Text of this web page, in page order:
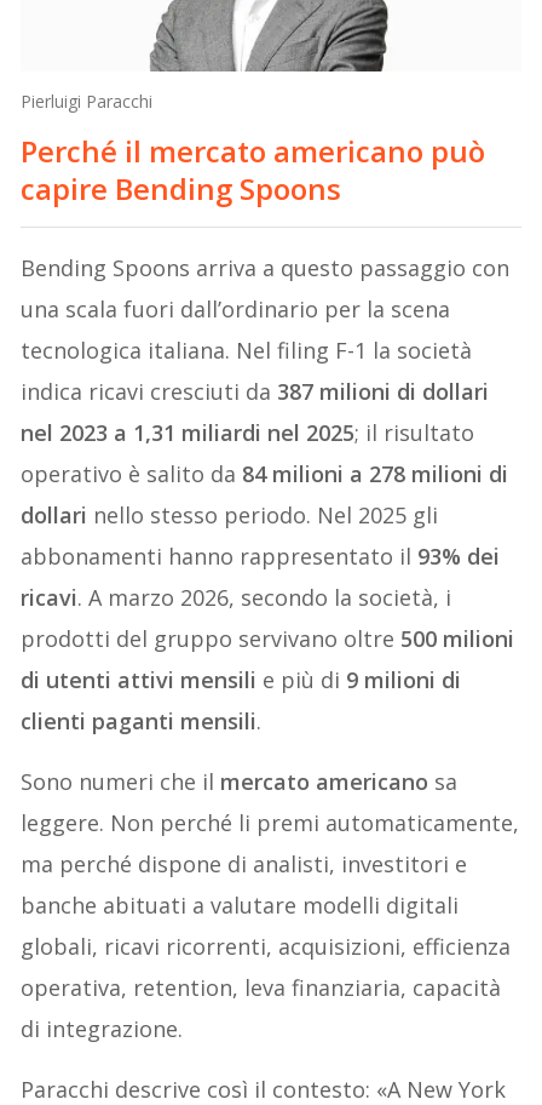
Pierluigi Paracchi
Perché il mercato americano può
capire Bending Spoons
Bending Spoons arriva a questo passaggio con
una scala fuori dall’ordinario per la scena
tecnologica italiana. Nel filing F-1 la società
indica ricavi cresciuti da 387 milioni di dollari
nel 2023 a 1,31 miliardi nel 2025; il risultato
operativo è salito da 84 milioni a 278 milioni di
dollari nello stesso periodo. Nel 2025 gli
abbonamenti hanno rappresentato il 93% dei
ricavi. A marzo 2026, secondo la società, i
prodotti del gruppo servivano oltre 500 milioni
di utenti attivi mensili e più di 9 milioni di
clienti paganti mensili.
Sono numeri che il mercato americano sa
leggere. Non perché li premi automaticamente,
ma perché dispone di analisti, investitori e
banche abituati a valutare modelli digitali
globali, ricavi ricorrenti, acquisizioni, efficienza
operativa, retention, leva finanziaria, capacità
di integrazione.
Paracchi descrive così il contesto: «A New York